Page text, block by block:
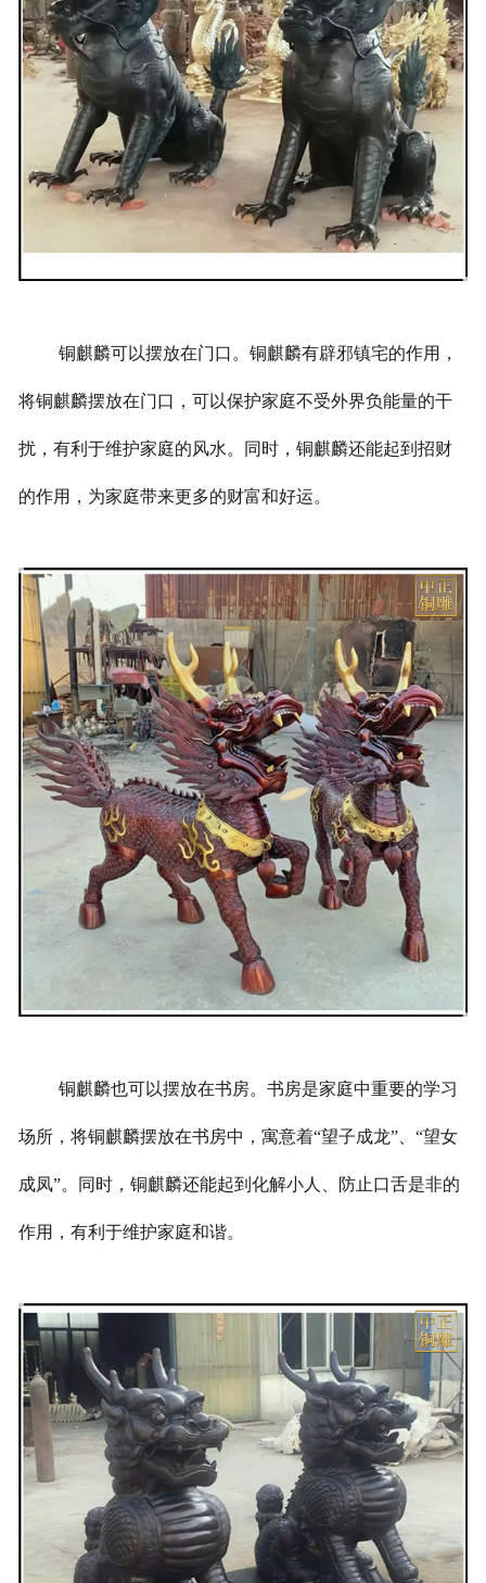
铜麒麟可以摆放在门口。铜麒麟有辟邪镇宅的作用，
将铜麒麟摆放在门口，可以保护家庭不受外界负能量的干
扰，有利于维护家庭的风水。同时，铜麒麟还能起到招财
的作用，为家庭带来更多的财富和好运。
铜麒麟也可以摆放在书房。书房是家庭中重要的学习
场所，将铜麒麟摆放在书房中，寓意着“望子成龙”、“望女
成凤”。同时，铜麒麟还能起到化解小人、防止口舌是非的
作用，有利于维护家庭和谐。